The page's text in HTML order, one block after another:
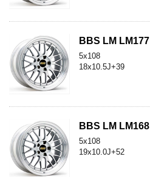
BBS LM LM177
5x108
18x10.5J+39
BBS LM LM168
5x108
19x10.0J+52